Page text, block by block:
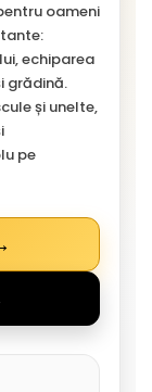
oameni
echiparea
grădină.
și unelte,
pe